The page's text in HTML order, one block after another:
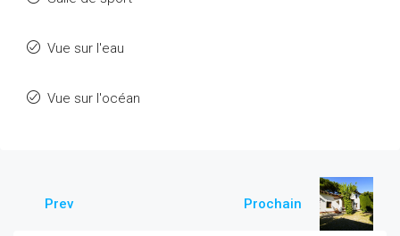
Vue sur l'eau
Vue sur l'océan
Prev Prochain